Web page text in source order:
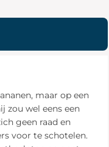
maar op een
zou wel eens een
geen raad en
voor te schotelen.